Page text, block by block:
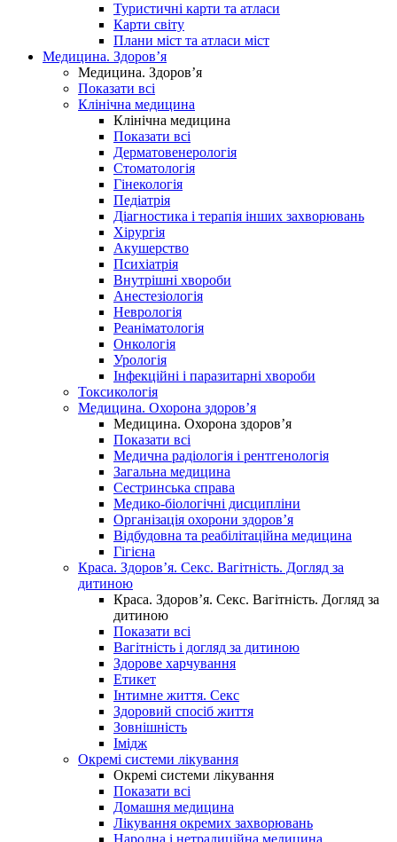
Туристичні карти та атласи
Карти світу
Плани міст та атласи міст
Медицина. Здоров’я
Медицина. Здоров’я
Показати всі
Клінічна медицина
Клінічна медицина
Показати всі
Дерматовенерологія
Стоматологія
Гінекологія
Педіатрія
Діагностика і терапія інших захворювань
Хірургія
Акушерство
Психіатрія
Внутрішні хвороби
Анестезіологія
Неврологія
Реаніматологія
Онкологія
Урологія
Інфекційні і паразитарні хвороби
Токсикологія
Медицина. Охорона здоров’я
Медицина. Охорона здоров’я
Показати всі
Медична радіологія і рентгенологія
Загальна медицина
Сестринська справа
Медико-біологічні дисципліни
Організація охорони здоров’я
Відбудовна та реабілітаційна медицина
Гігієна
Краса. Здоров’я. Секс. Вагітність. Догляд за
дитиною
Краса. Здоров’я. Секс. Вагітність. Догляд за
дитиною
Показати всі
Вагітність і догляд за дитиною
Здорове харчування
Етикет
Інтимне життя. Секс
Здоровий спосіб життя
Зовнішність
Імідж
Окремі системи лікування
Окремі системи лікування
Показати всі
Домашня медицина
Лікування окремих захворювань
Народна і нетрадиційна медицина